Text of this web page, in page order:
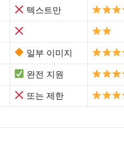
텍스트만
일부 이미지
완전 지원
또는 제한